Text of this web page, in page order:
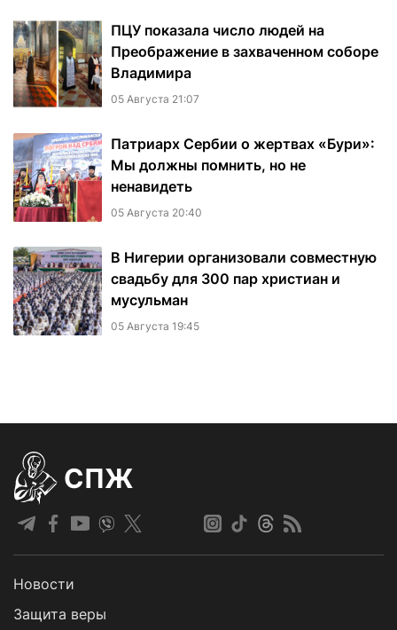
ПЦУ показала число людей на
Преображение в захваченном соборе
Владимира
05 Августа 21:07
Патриарх Сербии о жертвах «Бури»:
Мы должны помнить, но не
ненавидеть
05 Августа 20:40
В Нигерии организовали совместную
свадьбу для 300 пар христиан и
мусульман
05 Августа 19:45
СПЖ
Новости
Защита веры